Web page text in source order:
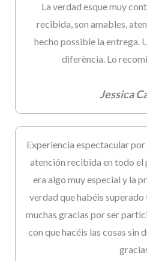
La verdad esque muy
recibida, son amables,
hecho possible la entrega.
diferència. Lo
Jessica
Experiencia espectacular
atención recibida en todo el
era algo muy especial y la
verdad que habéis
muchas gracias por ser
con que hacéis las cosas sin